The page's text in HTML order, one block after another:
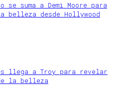
se suma a Demi Moore para
desde Hollywood
llega a Troy para revelar
la belleza